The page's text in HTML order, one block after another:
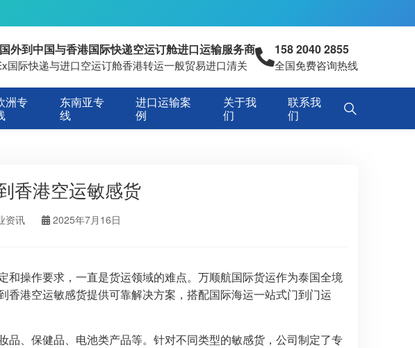
外到中国与香港国际快递空运订舱进口运输服务商
国际快递与进口空运订舱香港转运一般贸易进口清关
158 2040 2855
全国免费咨询热线
洲专
东南亚专
线
进口运输案
例
关于我
们
联系我
们
香港空运敏感货
资讯 2025年7月16日
和操作要求，一直是货运领域的难点。万顺航国际货运作为泰国全境
港空运敏感货提供可靠解决方案，搭配国际海运一站式门到门运
品、保健品、电池类产品等。针对不同类型的敏感货，公司制定了专